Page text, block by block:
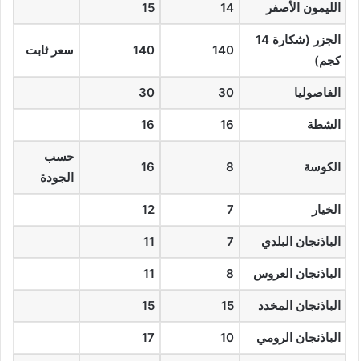
الليمون الأصفر 14
15
الجزر (شكارة 14
كجم)
140
140 سعر ثابت
الفاصوليا 30
30
الشطة 16
16
الكوسة 8
16
حسب
الجودة
الخيار 7
12
الباذنجان البلدي 7
11
الباذنجان العروس 8
11
الباذنجان المخدد 15
15
الباذنجان الرومي 10
17